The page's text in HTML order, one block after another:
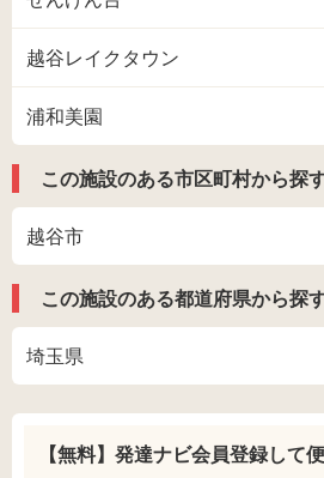
越谷レイクタウン
浦和美園
この施設のある市区町村から探
越谷市
この施設のある都道府県から探
埼玉県
【無料】発達ナビ会員登録して